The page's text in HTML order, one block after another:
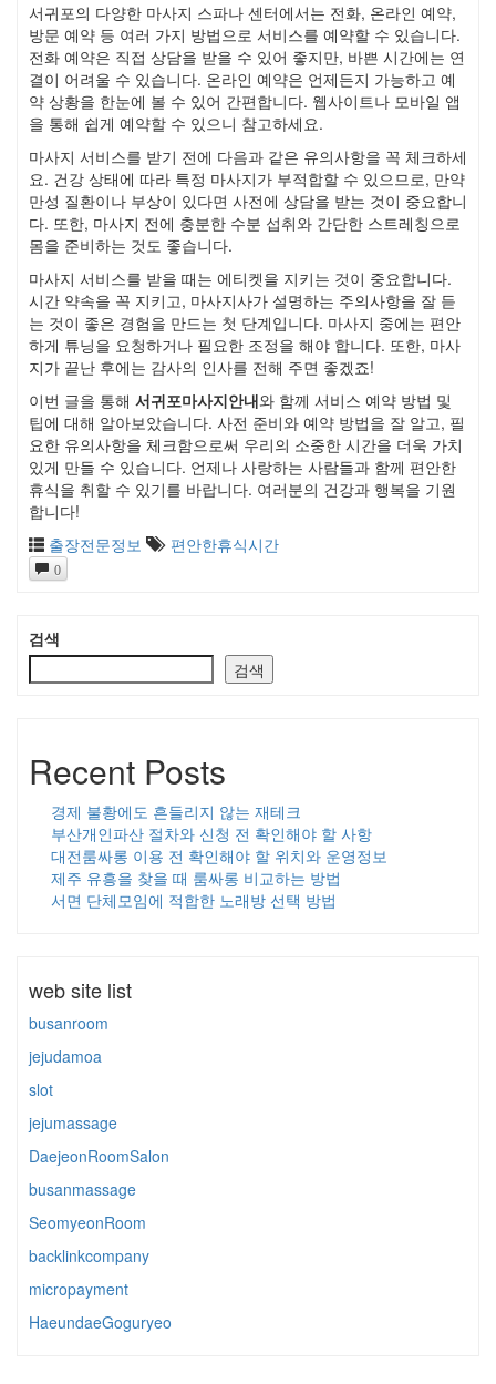
서귀포의 다양한 마사지 스파나 센터에서는 전화, 온라인 예약,
방문 예약 등 여러 가지 방법으로 서비스를 예약할 수 있습니다.
전화 예약은 직접 상담을 받을 수 있어 좋지만, 바쁜 시간에는 연
결이 어려울 수 있습니다. 온라인 예약은 언제든지 가능하고 예
약 상황을 한눈에 볼 수 있어 간편합니다. 웹사이트나 모바일 앱
을 통해 쉽게 예약할 수 있으니 참고하세요.
마사지 서비스를 받기 전에 다음과 같은 유의사항을 꼭 체크하세
요. 건강 상태에 따라 특정 마사지가 부적합할 수 있으므로, 만약
만성 질환이나 부상이 있다면 사전에 상담을 받는 것이 중요합니
다. 또한, 마사지 전에 충분한 수분 섭취와 간단한 스트레칭으로
몸을 준비하는 것도 좋습니다.
마사지 서비스를 받을 때는 에티켓을 지키는 것이 중요합니다.
시간 약속을 꼭 지키고, 마사지사가 설명하는 주의사항을 잘 듣
는 것이 좋은 경험을 만드는 첫 단계입니다. 마사지 중에는 편안
하게 튜닝을 요청하거나 필요한 조정을 해야 합니다. 또한, 마사
지가 끝난 후에는 감사의 인사를 전해 주면 좋겠죠!
이번 글을 통해 서귀포마사지안내와 함께 서비스 예약 방법 및
팁에 대해 알아보았습니다. 사전 준비와 예약 방법을 잘 알고, 필
요한 유의사항을 체크함으로써 우리의 소중한 시간을 더욱 가치
있게 만들 수 있습니다. 언제나 사랑하는 사람들과 함께 편안한
휴식을 취할 수 있기를 바랍니다. 여러분의 건강과 행복을 기원
합니다!
출장전문정보
편안한휴식시간
0
검색
검색
Recent Posts
경제 불황에도 흔들리지 않는 재테크
부산개인파산 절차와 신청 전 확인해야 할 사항
대전룸싸롱 이용 전 확인해야 할 위치와 운영정보
제주 유흥을 찾을 때 룸싸롱 비교하는 방법
서면 단체모임에 적합한 노래방 선택 방법
web site list
busanroom
jejudamoa
slot
jejumassage
DaejeonRoomSalon
busanmassage
SeomyeonRoom
backlinkcompany
micropayment
HaeundaeGoguryeo